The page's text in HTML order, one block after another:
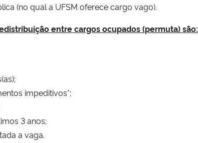
(no qual a UFSM oferece cargo vago).
entre cargos ocupados (permuta) são:
impeditivos*;
3 anos;
a vaga.